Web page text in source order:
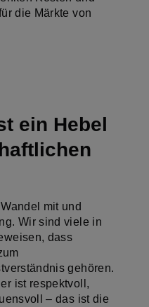
die Märkte von
ein Hebel
mit und
Wir sind viele in
dass
gehören.
ist respektvoll,
– das ist die